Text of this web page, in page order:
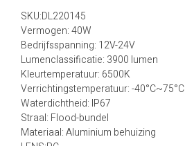
SKU:DL220145
Vermogen: 40W
Bedrijfsspanning: 12V-24V
Lumenclassificatie: 3900 lumen
Kleurtemperatuur: 6500K
Verrichtingstemperatuur: -40°C~75°C
Waterdichtheid: IP67
Straal: Flood-bundel
Materiaal: Aluminium behuizing